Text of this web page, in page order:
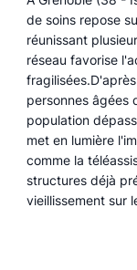
de soins repose
réunissant
réseau favorise
personnes âgées
population
met en lumière
comme la
structures déjà
vieillissement sur